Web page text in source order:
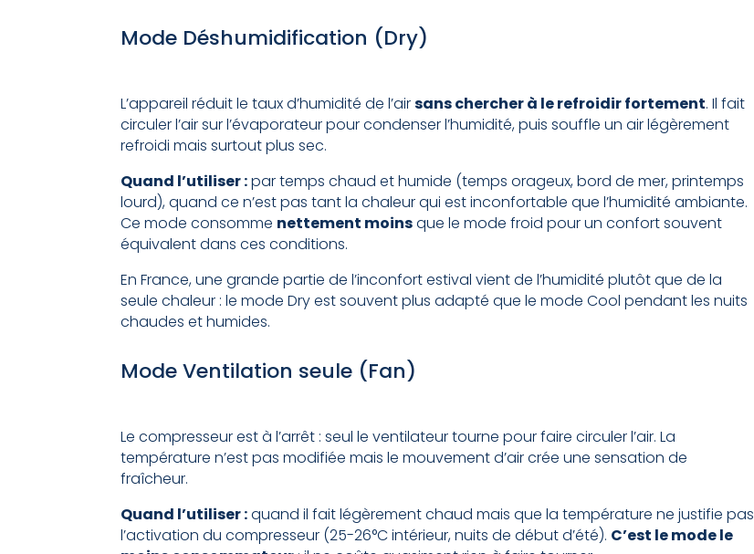
Mode Déshumidification (Dry)
L’appareil réduit le taux d’humidité de l’airsans chercher à le refroidir fortement. Il fait
circuler l’air sur l’évaporateur pour condenser l’humidité, puis souffle un air légèrement
refroidi mais surtout plus sec.
Quand l’utiliser :par temps chaud et humide (temps orageux, bord de mer, printemps
lourd), quand ce n’est pas tant la chaleur qui est inconfortable que l’humidité ambiante.
Ce mode consomme nettement moinsque le mode froid pour un confort souvent
équivalent dans ces conditions.
En France, une grande partie de l’inconfort estival vient de l’humidité plutôt que de la
seule chaleur : le mode Dry est souvent plus adapté que le mode Cool pendant les nuits
chaudes et humides.
Mode Ventilation seule (Fan)
Le compresseur est à l’arrêt : seul le ventilateur tourne pour faire circuler l’air. La
température n’est pas modifiée mais le mouvement d’air crée une sensation de
fraîcheur.
Quand l’utiliser :quand il fait légèrement chaud mais que la température ne justifie pas
l’activation du compresseur (25-26°C intérieur, nuits de début d’été). C’est le mode le